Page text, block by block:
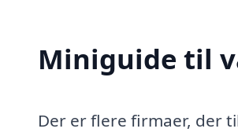
Miniguide til
Der er flere firmaer, der